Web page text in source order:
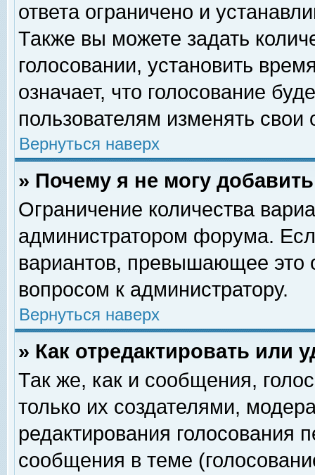
ответа ограничено и
Также вы можете задать
голосовании, установить
означает, что голосование
пользователям изменять свои
Вернуться наверх
» Почему я не могу
Ограничение количества
администратором форума.
вариантов, превышающее это
вопросом к администратору.
Вернуться наверх
» Как отредактировать или
Так же, как и сообщения,
только их создателями,
редактирования голосования
сообщения в теме